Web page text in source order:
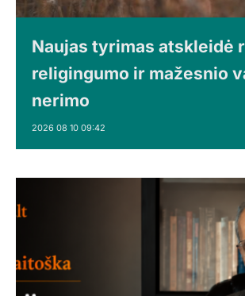
Naujas tyrimas atskleidė
religingumo ir mažesnio
nerimo
2026 08 10 09:42